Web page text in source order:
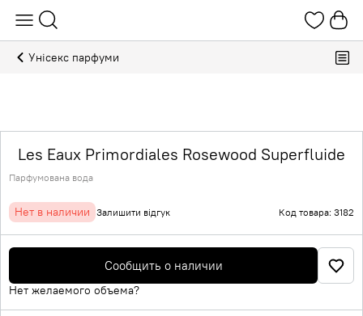
Унісекс парфуми
Les Eaux Primordiales Rosewood Superfluide
Парфумована вода
Нет в наличии Залишити відгук Код товара: 3182
Сообщить о наличии
Нет желаемого объема?